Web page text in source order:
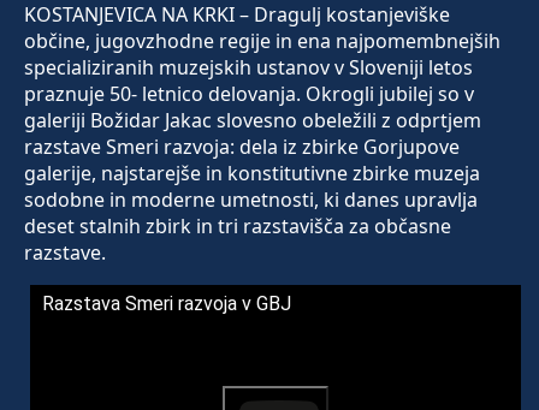
KOSTANJEVICA NA KRKI – Dragulj kostanjeviške
občine, jugovzhodne regije in ena najpomembnejših
specializiranih muzejskih ustanov v Sloveniji letos
praznuje 50- letnico delovanja. Okrogli jubilej so v
galeriji Božidar Jakac slovesno obeležili z odprtjem
razstave Smeri razvoja: dela iz zbirke Gorjupove
galerije, najstarejše in konstitutivne zbirke muzeja
sodobne in moderne umetnosti, ki danes upravlja
deset stalnih zbirk in tri razstavišča za občasne
razstave.
Razstava Smeri razvoja v GBJ